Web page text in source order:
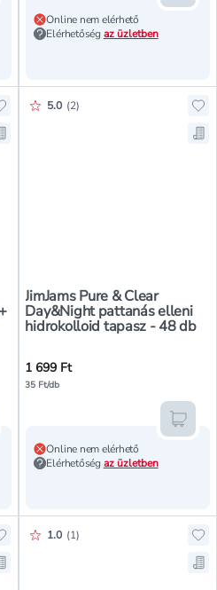
Online nem elérhető
Elérhetőség az üzletben
a kedvencekhez,
a bevásárló listára, Hero
teszem
JimJams Pure & Clear
Day&Night pattanás elleni
hidrokolloid tapasz - 48 db
Értékelés pontszáma:
5.0 (2)
1 699 Ft
35 Ft/db
Online nem elérhető
Elérhetőség az üzletben
a kedvencekhez,
a bevásárló listára, Clear
Értékelés pontszáma:
1.0 (1)